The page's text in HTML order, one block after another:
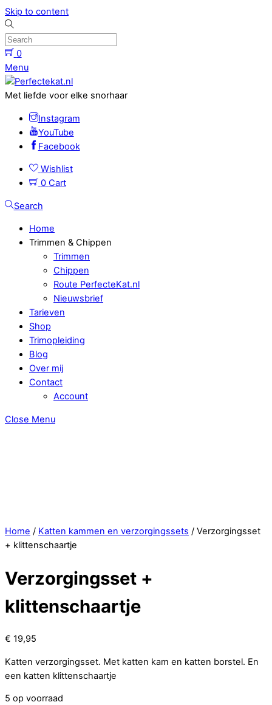
Skip to content
0
Menu
Met liefde voor elke snorhaar
Instagram
YouTube
Facebook
Wishlist
0 Cart
Search
Home
Trimmen & Chippen
Trimmen
Chippen
Route PerfecteKat.nl
Nieuwsbrief
Tarieven
Shop
Trimopleiding
Blog
Over mij
Contact
Account
Close Menu
Home / Katten kammen en verzorgingssets / Verzorgingsset
+ klittenschaartje
Verzorgingsset +
klittenschaartje
€ 19,95
Katten verzorgingsset. Met katten kam en katten borstel. En
een katten klittenschaartje
5 op voorraad